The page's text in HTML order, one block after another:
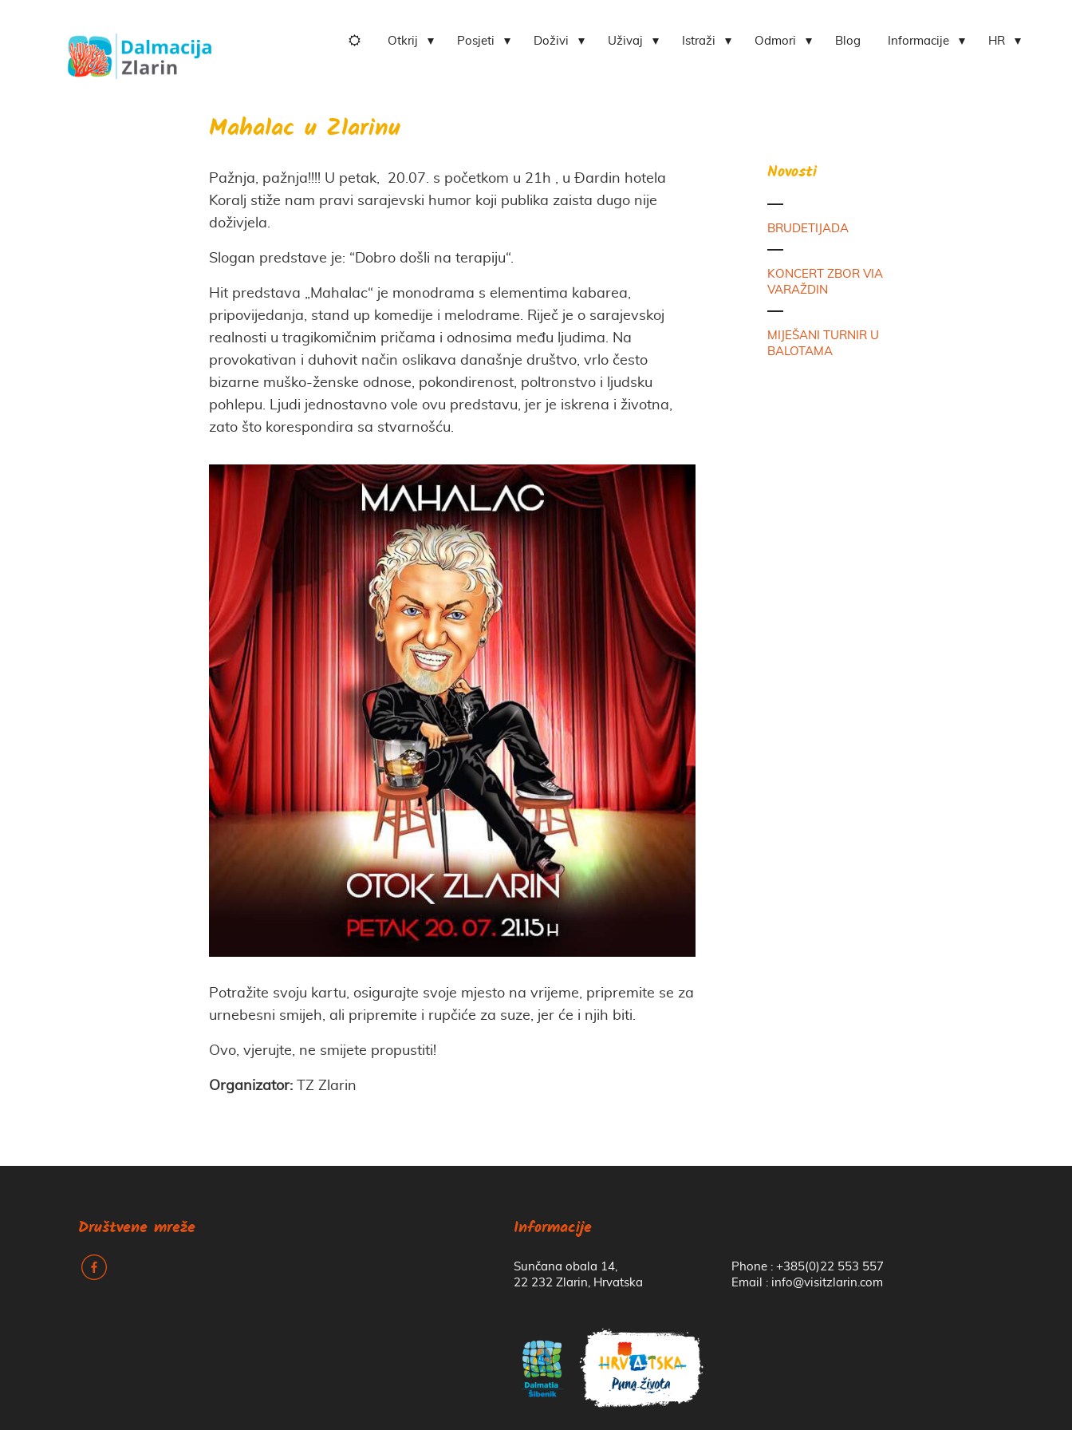
Otkrij Posjeti Doživi Uživaj Istraži Odmori Blog Informacije HR
Mahalac u Zlarinu
Pažnja, pažnja!!!! U petak, 20.07. s početkom u 21h , u Đardin hotela
Koralj stiže nam pravi sarajevski humor koji publika zaista dugo nije
doživjela.
Slogan predstave je: “Dobro došli na terapiju“.
Hit predstava „Mahalac“ je monodrama s elementima kabarea,
pripovijedanja, stand up komedije i melodrame. Riječ je o sarajevskoj
realnosti u tragikomičnim pričama i odnosima među ljudima. Na
provokativan i duhovit način oslikava današnje društvo, vrlo često
bizarne muško-ženske odnose, pokondirenost, poltronstvo i ljudsku
pohlepu. Ljudi jednostavno vole ovu predstavu, jer je iskrena i životna,
zato što korespondira sa stvarnošću.
Potražite svoju kartu, osigurajte svoje mjesto na vrijeme, pripremite se za
urnebesni smijeh, ali pripremite i rupčiće za suze, jer će i njih biti.
Ovo, vjerujte, ne smijete propustiti!
Organizator: TZ Zlarin
Novosti
BRUDETIJADA
KONCERT ZBOR VIA
VARAŽDIN
MIJEŠANI TURNIR U
BALOTAMA
Društvene mreže
k
Informacije
Sunčana obala 14,
22 232 Zlarin, Hrvatska
Phone : +385(0)22 553 557
Email : info@visitzlarin.com